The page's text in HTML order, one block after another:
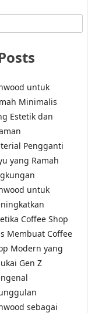
untuk
Minimalis
Estetik dan
Pengganti
yang Ramah
untuk
Coffee Shop
Membuat Coffee
Modern yang
Gen Z
sebagai